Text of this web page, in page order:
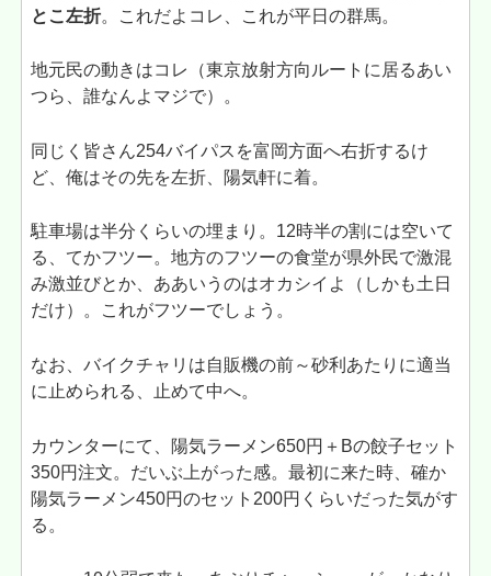
とこ左折。これだよコレ、これが平日の群馬。
地元民の動きはコレ（東京放射方向ルートに居るあい
つら、誰なんよマジで）。
同じく皆さん254バイパスを富岡方面へ右折するけ
ど、俺はその先を左折、陽気軒に着。
駐車場は半分くらいの埋まり。12時半の割には空いて
る、てかフツー。地方のフツーの食堂が県外民で激混
み激並びとか、ああいうのはオカシイよ（しかも土日
だけ）。これがフツーでしょう。
なお、バイクチャリは自販機の前～砂利あたりに適当
に止められる、止めて中へ。
カウンターにて、陽気ラーメン650円＋Bの餃子セット
350円注文。だいぶ上がった感。最初に来た時、確か
陽気ラーメン450円のセット200円くらいだった気がす
る。